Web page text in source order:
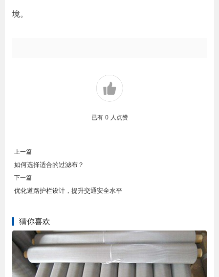
境。
已有 0 人点赞
上一篇
如何选择适合的过滤布？
下一篇
优化道路护栏设计，提升交通安全水平
猜你喜欢